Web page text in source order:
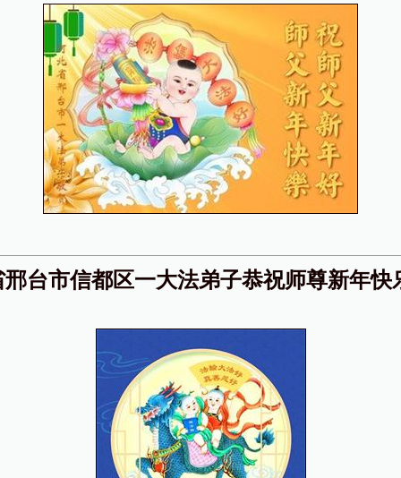
台市信都区一大法弟子恭祝师尊新年快